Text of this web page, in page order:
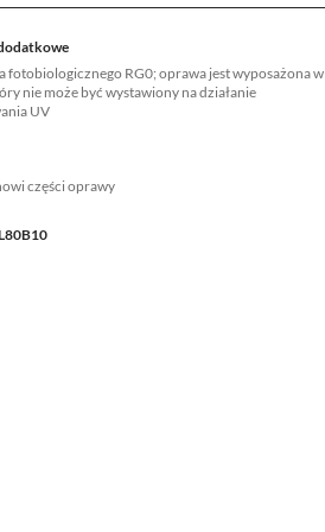
fotobiologicznego RG0; oprawa jest wyposażona w
nie może być wystawiony na działanie
UV
części oprawy